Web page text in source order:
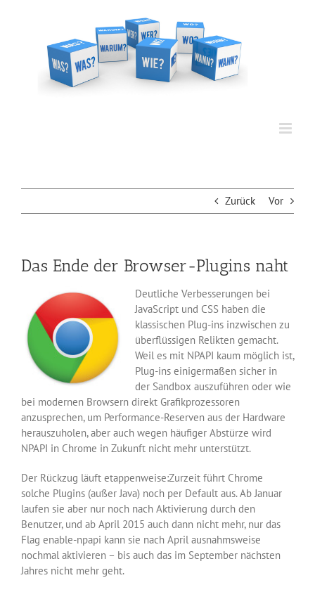
Zurück Vor
Das Ende der Browser-Plugins naht
Deutliche Verbesserungen bei
JavaScript und CSS haben die
klassischen Plug-ins inzwischen zu
überflüssigen Relikten gemacht.
Weil es mit NPAPI kaum möglich ist,
Plug-ins einigermaßen sicher in
der Sandbox auszuführen oder wie
bei modernen Browsern direkt Grafikprozessoren
anzusprechen, um Performance-Reserven aus der Hardware
herauszuholen, aber auch wegen häufiger Abstürze wird
NPAPI in Chrome in Zukunft nicht mehr unterstützt.
Der Rückzug läuft etappenweise:Zurzeit führt Chrome
solche Plugins (außer Java) noch per Default aus. Ab Januar
laufen sie aber nur noch nach Aktivierung durch den
Benutzer, und ab April 2015 auch dann nicht mehr, nur das
Flag enable-npapi kann sie nach April ausnahmsweise
nochmal aktivieren – bis auch das im September nächsten
Jahres nicht mehr geht.